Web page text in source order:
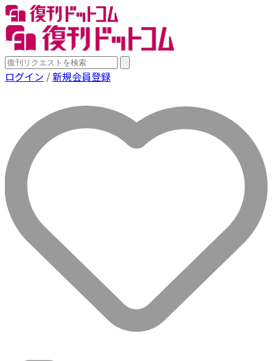
ログイン /新規会員登録